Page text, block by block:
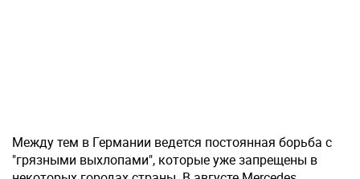
Между тем в Германии ведется постоянная борьба с
"грязными выхлопами", которые уже запрещены в